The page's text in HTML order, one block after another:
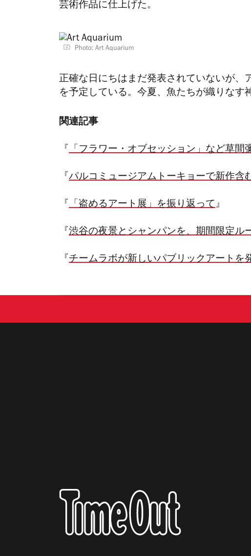
芸術作品に仕上げた。
Photo: Art Aquarium
正確な日にちはまだ発表されていないが、
を予定している。今夏、魚たちが織りなす
関連記事
『 「フラワー・オブセッション」など草間
『 パルコミュージアムトーキョーで新作含
『 「盗めるアート展」を振り返って』
『 渋谷の夜景とシャンパンを、期間限定ル
『 チームラボが新しいパブリックアートを